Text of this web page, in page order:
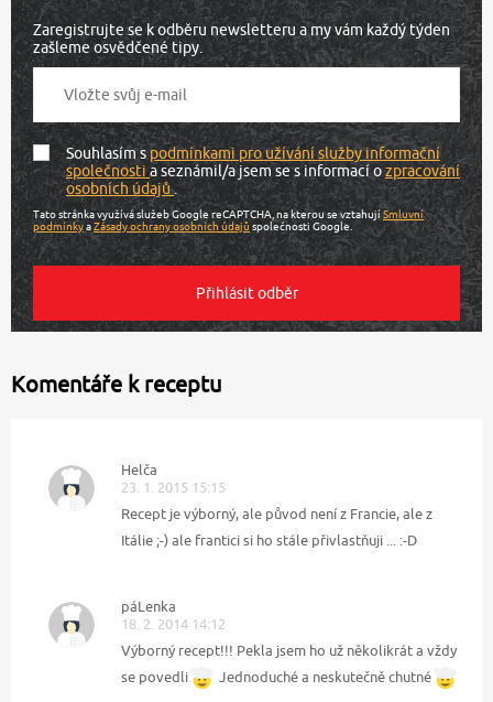
Zaregistrujte se k odběru newsletteru a my vám každý týden
zašleme osvědčené tipy.
Souhlasím spodmínkami pro užívání služby informační
společnostia seznámil/a jsem se s informací ozpracování
osobních údajů.
Tato stránka využívá služeb Google reCAPTCHA, na kterou se vztahujíSmluvní
podmínkyaZásady ochrany osobních údajů společnosti Google.
Komentáře k receptu
Helča
23. 1. 2015 15:15
Recept je výborný, ale původ není z Francie, ale z
Itálie ;-) ale frantici si ho stále přivlastňuji ... :-D
páLenka
18. 2. 2014 14:12
Výborný recept!!! Pekla jsem ho už několikrát a vždy
se povedli
Jednoduché a neskutečně chutné